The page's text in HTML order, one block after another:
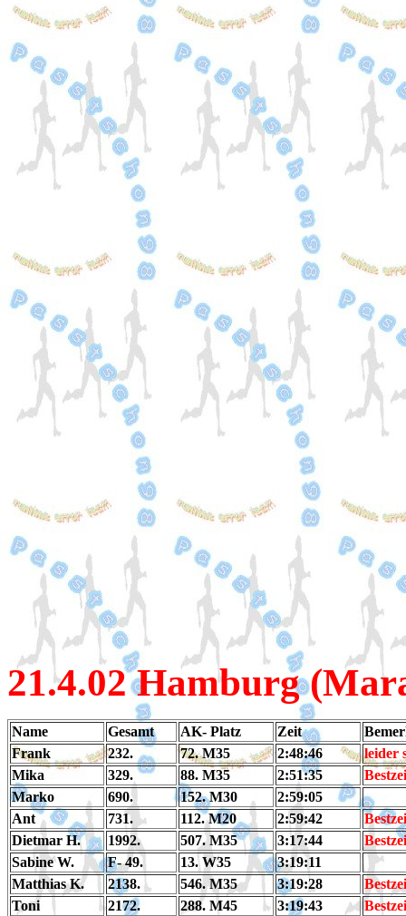
21.4.02 Hamburg
Name Gesamt AK- Platz Zeit
Frank
232. 72. M35 2:48:46
leider
Mika
329. 88. M35 2:51:35
Marko
690. 152. M30
2:59:05
Ant
731. 112. M20 2:59:42
Dietmar H.
1992. 507. M35 3:17:44
Sabine W.
F- 49. 13. W35
3:19:11
Matthias K.
2138. 546. M35 3:19:28
Toni
2172. 288. M45 3:19:43